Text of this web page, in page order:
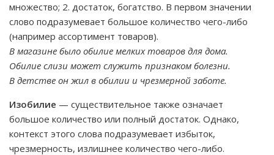
множество; 2. достаток, богатство. В первом значении
слово подразумевает большое количество чего-либо
(например ассортимент товаров).
В магазине было обилие мелких товаров для дома.
Обилие слизи может служить признаком болезни.
В детстве он жил в обилии и чрезмерной заботе.
Изобилие — существительное также означает
большое количество или полный достаток. Однако,
контекст этого слова подразумевает избыток,
чрезмерность, излишнее количество чего-либо.